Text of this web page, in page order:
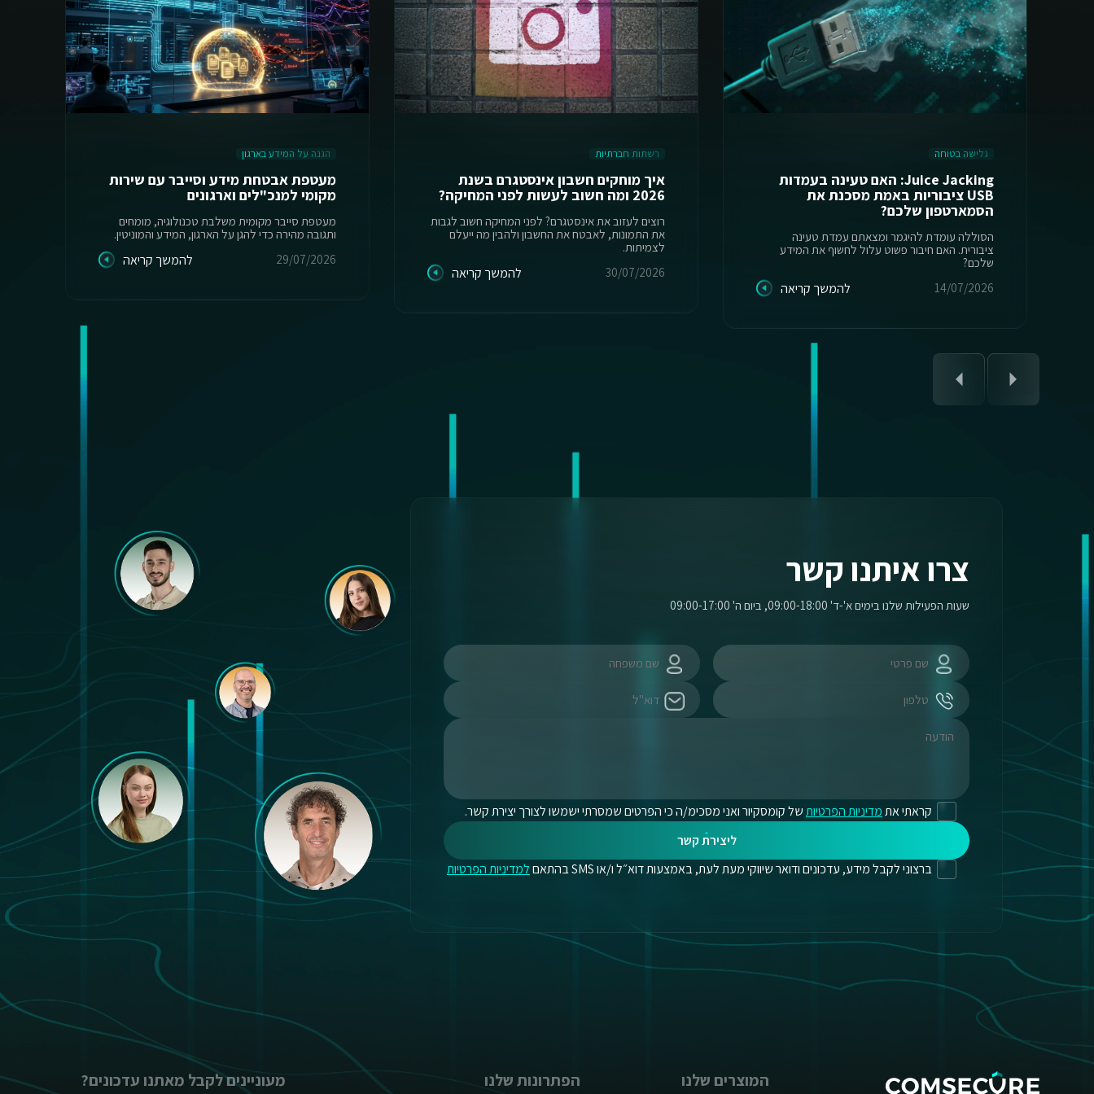
גלישה בטוחה
Juice Jacking: האם טעינה בעמדות
USB ציבוריות באמת מסכנת את
הסמארטפון שלכם?
הסוללה עומדת להיגמר ומצאתם עמדת טעינה
ציבורית. האם חיבור פשוט עלול לחשוף את המידע
שלכם?
14/07/2026
להמשך קריאה
רשתות חברתיות
איך מוחקים חשבון אינסטגרם בשנת
2026 ומה חשוב לעשות לפני המחיקה?
רוצים לעזוב את אינסטגרם? לפני המחיקה חשוב לגבות
את התמונות, לאבטח את החשבון ולהבין מה ייעלם
לצמיתות.
30/07/2026
להמשך קריאה
הגנה על המידע בארגון
מעטפת אבטחת מידע וסייבר עם שירות
מקומי למנכ"לים וארגונים
מעטפת סייבר מקומית משלבת טכנולוגיה, מומחים
ותגובה מהירה כדי להגן על הארגון, המידע והמוניטין.
29/07/2026
להמשך קריאה
צרו איתנו קשר
שעות הפעילות שלנו בימים א'-ד' 09:00-18:00, ביום ה' 09:00-17:00
קראתי אתמדיניות הפרטיותשל קומסקיור ואני מסכימ/ה כי הפרטים שמסרתי ישמשו לצורך יצירת קשר.
ליצירת קשר
ברצוני לקבל מידע, עדכונים ודואר שיווקי מעת לעת, באמצעות דוא״ל ו/או SMS בהתאם
למדיניות הפרטיות
המוצרים שלנו הפתרונות שלנו מעוניינים לקבל מאתנו עדכונים?